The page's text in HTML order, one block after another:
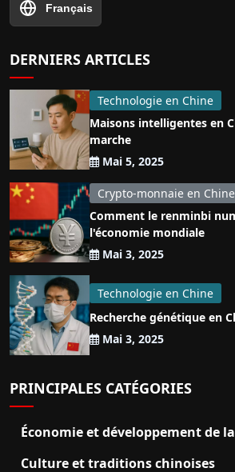
Français
DERNIERS ARTICLES
Technologie en Chine
Maisons intelligentes en
marche
Mai 5, 2025
Crypto-monnaie en Chine
Comment le renminbi
l'économie mondiale
Mai 3, 2025
Technologie en Chine
Recherche génétique en
Mai 3, 2025
PRINCIPALES CATÉGORIES
Économie et développement de
Culture et traditions chinoises